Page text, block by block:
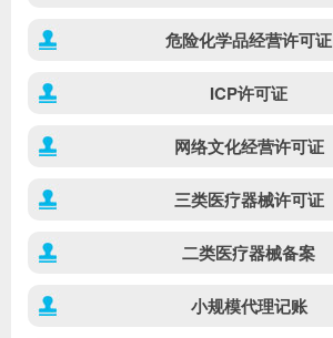
危险化学品经营许可证
ICP许可证
网络文化经营许可证
三类医疗器械许可证
二类医疗器械备案
小规模代理记账